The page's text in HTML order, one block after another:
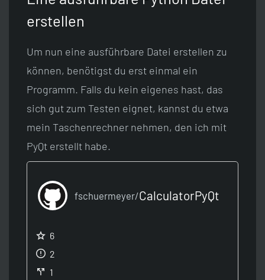
erstellen
Um nun eine ausführbare Datei erstellen zu
können, benötigst du erst einmal ein
Programm. Falls du kein eigenes hast, das
sich gut zum Testen eignet, kannst du etwa
mein Taschenrechner nehmen, den ich mit
PyQt erstellt habe.
fschuermeyer/CalculatorPyQt
6
2
1